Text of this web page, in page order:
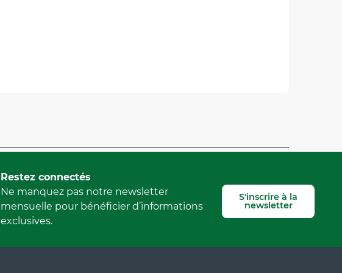
Restez connectés
Ne manquez pas notre newsletter
mensuelle pour bénéficier d’informations
exclusives.
S'inscrire à la
newsletter